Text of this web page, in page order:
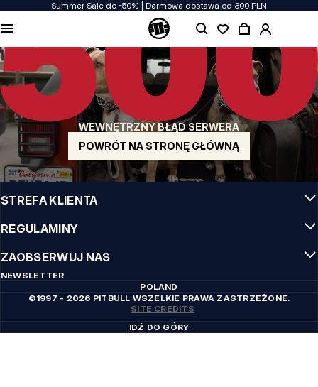
Summer Sale do -50% | Darmowa dostawa od 300 PLN
WEWNĘTRZNY BŁĄD SERWERA
POWRÓT NA STRONĘ GŁÓWNĄ
JAKOŚĆ TO DLA NAS PRIORYTET
Naszą odzież produkujemy z pasją! Nie idziemy na kompromis w kwestiach
wytrzymałości, długowieczności materiałów i dbałości o detal.
US ORIGIN
Nasze korzenie sięgają San Diego z poczatku lat 90-tych XX wieku. Nasz styl jest
surowy, autentyczny i stanowczy.
MARKA Z CHARAKTEREM
Nasze kolekcje wybierają sportowcy, fighterzy i uparci indywidualiści.
INFO
STREFA KLIENTA
REGULAMINY
ZAOBSERWUJ NAS
NEWSLETTER
POLAND
©1997 - 2026 PITBULL WSZELKIE PRAWA ZASTRZEŻONE.
SITE CREDITS
IDŹ DO GÓRY